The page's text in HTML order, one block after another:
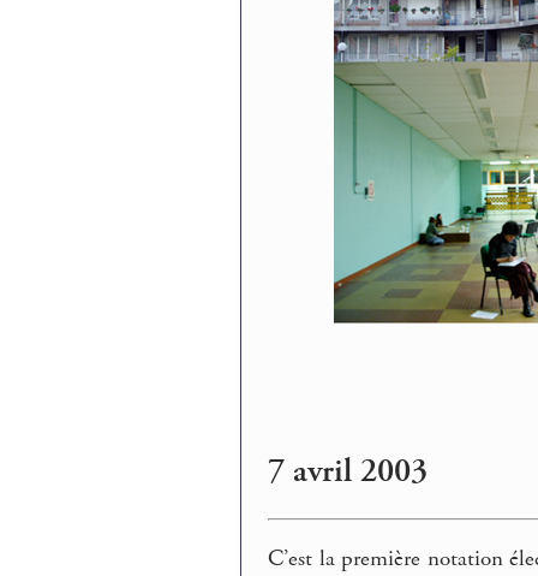
7 avril 2003
C’est la première notation